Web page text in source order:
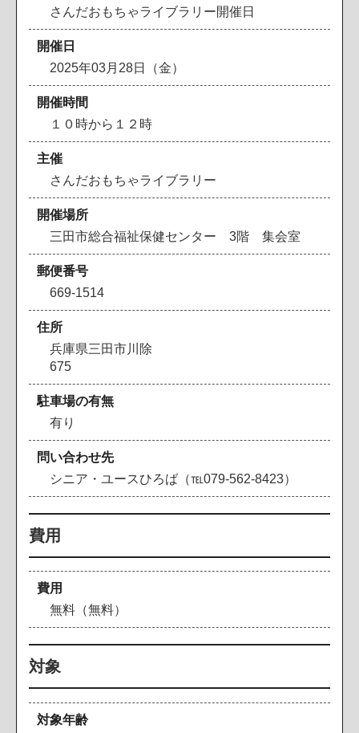
さんだおもちゃライブラリー開催日
開催日
2025年03月28日（金）
開催時間
１０時から１２時
主催
さんだおもちゃライブラリー
開催場所
三田市総合福祉保健センター 3階 集会室
郵便番号
669-1514
住所
兵庫県三田市川除
675
駐車場の有無
有り
問い合わせ先
シニア・ユースひろば（℡079-562-8423）
費用
費用
無料（無料）
対象
対象年齢